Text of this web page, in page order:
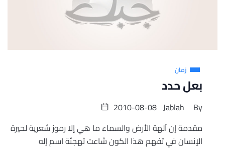
زمان
بعل حدد
By
Jablah
2010-08-08
مقدمة إن آلهة الأرض والسماء ما هي إلا رموز شعرية لحيرة
الإنسان في تفهم هذا الكون شاعت تهجئة اسم إله